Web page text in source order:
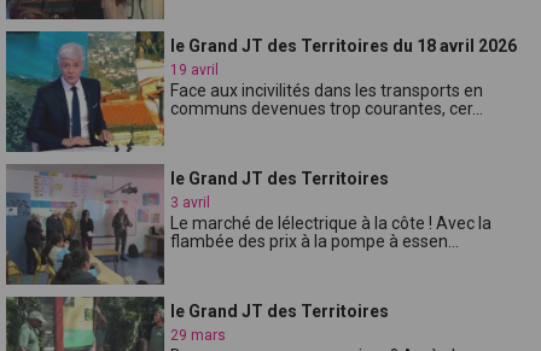
le Grand JT des Territoires du 18 avril 2026
19 avril
Face aux incivilités dans les transports en
communs devenues trop courantes, cer...
le Grand JT des Territoires
3 avril
Le marché de lélectrique à la côte ! Avec la
flambée des prix à la pompe à essen...
le Grand JT des Territoires
29 mars